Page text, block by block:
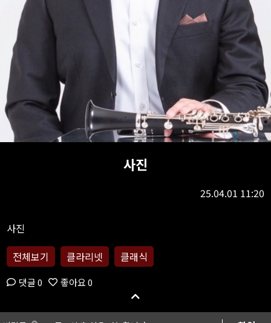
사진
25.04.01 11:20
전체보기
클라리넷 클래식
댓글 0 좋아요 0